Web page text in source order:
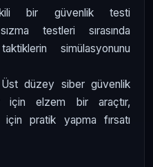
bir güvenlik testi
testleri sırasında
simülasyonunu
düzey siber güvenlik
için elzem bir araçtır,
pratik yapma fırsatı